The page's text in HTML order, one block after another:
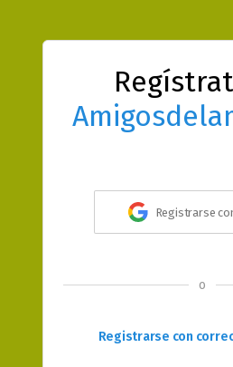
Registrarse
o
Registrarse con